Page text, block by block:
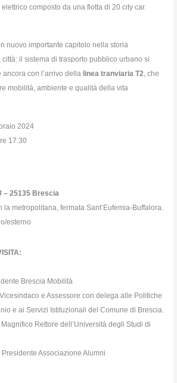
composto da una flotta di 20 city car.
nuovo importante capitolo nella storia
città: il sistema di trasporto pubblico urbano si
con l’arrivo della linea tranviaria T2 , che
mobilità, ambiente e qualità della vita
2024
17.30
– 25135 Brescia
metropolitana, fermata Sant’Eufemia-Buffalora.
esterno
Brescia Mobilità
, Vicesindaco e Assessore con delega alle Politiche
e ai Servizi Istituzionali del Comune di Brescia.
, Magnifico Rettore dell’Università degli Studi di
Presidente Associazione Alumni